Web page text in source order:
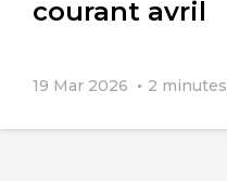
courant avril
19 Mar 2026 2 minutes